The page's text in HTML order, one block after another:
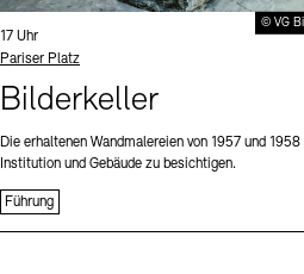
© VG
Uhrzeit:
17 Uhr
Standort
Pariser Platz
Bilderkeller
Die erhaltenen Wandmalereien von 1957 und
Institution und Gebäude zu besichtigen.
Führung